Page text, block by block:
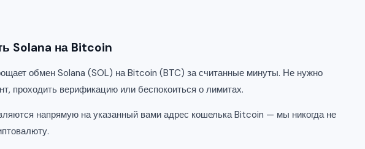
Solana на Bitcoin
обмен Solana (SOL) на Bitcoin (BTC) за считанные минуты. Не нужно
проходить верификацию или беспокоиться о лимитах.
напрямую на указанный вами адрес кошелька Bitcoin — мы никогда не